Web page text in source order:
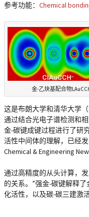
参考功能： Chemical
金-乙炔基配合物
这是布朗大学和清华大学
通过结合光电子谱检测和
金-碳键成键过程进行了研
活性中间体的理解，已经
Chemical & Engineering
通过高精度的从头计算，
的关系。”强金-碳键解释
化活性，以及碳-碳三建激